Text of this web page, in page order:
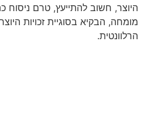
היוצר, חשוב להתייעץ, טרם ניסוח
מומחה, הבקיא בסוגיית זכויות
הרלוונטית.